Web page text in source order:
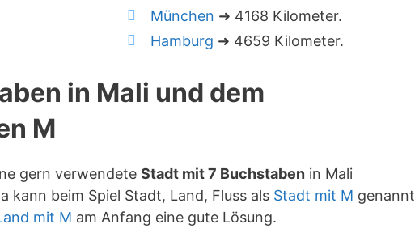
München ➜ 4168 Kilometer.
Hamburg ➜ 4659 Kilometer.
in Mali und dem
M
gern verwendete Stadt mit 7 Buchstaben in Mali
kann beim Spiel Stadt, Land, Fluss als Stadt mit M genannt
mit M am Anfang eine gute Lösung.